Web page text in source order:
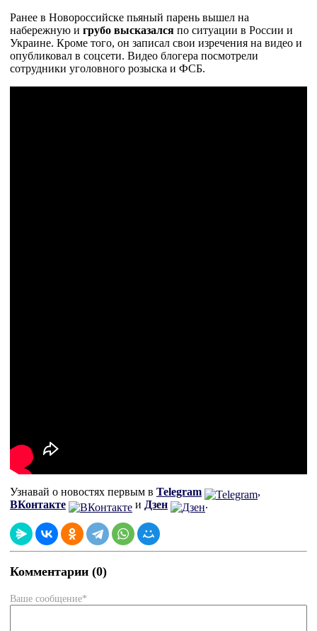
Ранее в Новороссийске пьяный парень вышел на
набережную и грубо высказался по ситуации в России и
Украине. Кроме того, он записал свои изречения на видео и
опубликовал в соцсети. Видео блогера посмотрели
сотрудники уголовного розыска и ФСБ.
Узнавай о новостях первым в Telegram
,
ВКонтакте
и Дзен .
Комментарии (0)
Ваше сообщение*